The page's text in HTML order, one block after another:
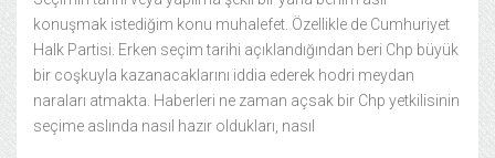
konuşmak istediğim konu muhalefet. Özellikle de Cumhuriyet
Halk Partisi. Erken seçim tarihi açıklandığından beri Chp büyük
bir coşkuyla kazanacaklarını iddia ederek hodri meydan
naraları atmakta. Haberleri ne zaman açsak bir Chp yetkilisinin
seçime aslında nasıl hazır oldukları, nasıl